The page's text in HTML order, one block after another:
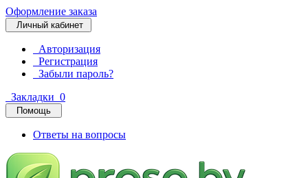
Оформление заказа
Личный кабинет
Авторизация
Регистрация
Забыли пароль?
Закладки 0
Помощь
Ответы на вопросы